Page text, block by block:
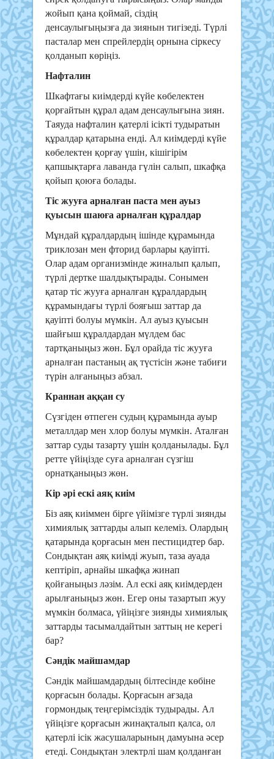
жойып қана қоймай, сіздің
денсаулығыңызға да зиянын тигізеді. Түрлі
пасталар мен спрейлердің орнына сіркесу
қолданып көріңіз.
Нафталин
Шкафтағы киімдерді күйе көбелектен
қорғайтын құрал адам денсаулығына зиян.
Таяуда нафталин қатерлі ісікті тудыратын
құралдар қатарына енді. Ал киімдерді күйе
көбелектен қорғау үшін, кішігірім
қапшықтарға лаванда гүлін салып, шкафқа
қойып қоюға болады.
Тіс жууға арналған паста мен ауыз
қуысын шаюға арналған құралдар
Мұндай құралдардың ішінде құрамында
триклозан мен фторид барлары қауіпті.
Олар адам организмінде жиналып қалып,
түрлі дертке шалдықтырады. Сонымен
қатар тіс жууға арналған құралдардың
құрамындағы түрлі бояғыш заттар да
қауіпті болуы мүмкін. Ал ауыз қуысын
шайғыш құралдардан мүлдем бас
тартқаныңыз жөн. Бұл орайда тіс жууға
арналған пастаның ақ түстісін және табиғи
түрін алғаныңыз абзал.
Краннан аққан су
Сүзгіден өтпеген судың құрамында ауыр
металлдар мен хлор болуы мүмкін. Аталған
заттар суды тазарту үшін қолданылады. Бұл
ретте үйіңізде суға арналған сүзгіш
орнатқаныңыз жөн.
Кір әрі ескі аяқ киім
Біз аяқ киіммен бірге үйімізге түрлі зиянды
химиялық заттарды алып келеміз. Олардың
қатарында қорғасын мен пестицидтер бар.
Сондықтан аяқ киімді жуып, таза ауада
кептіріп, арнайы шкафқа жинап
қойғаныңыз ләзім. Ал ескі аяқ киімдерден
арылғаныңыз жөн. Егер оны тазартып жуу
мүмкін болмаса, үйіңізге зиянды химиялық
заттарды тасымалдайтын заттың не керегі
бар?
Сәндік майшамдар
Сәндік майшамдардың білтесінде көбіне
қорғасын болады. Қорғасын ағзада
гормондық теңгерімсіздік тудырады. Ал
үйіңізге қорғасын жинақталып қалса, ол
қатерлі ісік жасушаларының дамуына әсер
етеді. Сондықтан электрлі шам қолданған